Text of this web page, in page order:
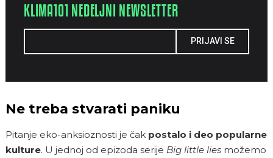
KLIMA101 NEDELJNI NEWSLETTER
PRIJAVI SE
Ne treba stvarati paniku
Pitanje eko-anksioznosti je čak postalo i deo popularne
kulture. U jednoj od epizoda serije Big little lies možemo